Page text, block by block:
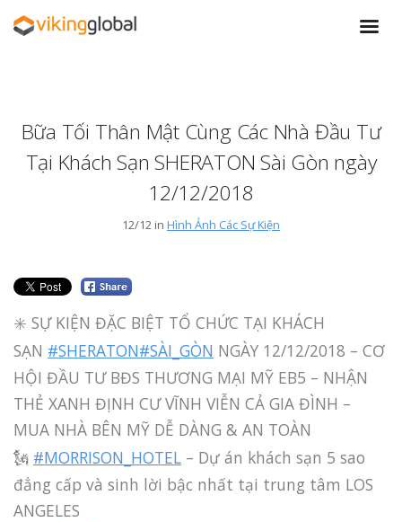
Bữa Tối Thân Mật Cùng Các Nhà Đầu Tư
Tại Khách Sạn SHERATON Sài Gòn ngày
12/12/2018
12/12 in Hình Ảnh Các Sự Kiện
✳️ SỰ KIỆN ĐẶC BIỆT TỔ CHỨC TẠI KHÁCH
SẠN #SHERATON#SÀI_GÒN NGÀY 12/12/2018 – CƠ
HỘI ĐẦU TƯ BĐS THƯƠNG MẠI MỸ EB5 – NHẬN
THẺ XANH ĐỊNH CƯ VĨNH VIỄN CẢ GIA ĐÌNH –
MUA NHÀ BÊN MỸ DỄ DÀNG & AN TOÀN
🗽 #MORRISON_HOTEL – Dự án khách sạn 5 sao
đẳng cấp và sinh lời bậc nhất tại trung tâm LOS
ANGELES